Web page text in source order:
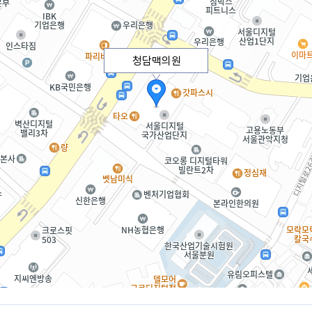
청담맥의원